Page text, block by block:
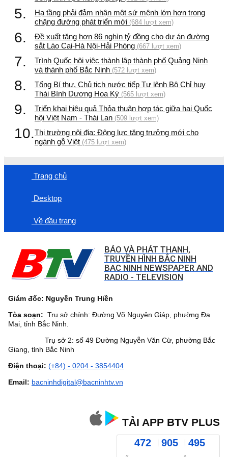
5.
Hạ tầng phải đảm nhận một sứ mệnh lớn hơn trong
chặng đường phát triển mới (684 lượt xem)
6.
Đề xuất tăng hơn 86 nghìn tỷ đồng cho dự án đường
sắt Lào Cai-Hà Nội-Hải Phòng (667 lượt xem)
7.
Trình Quốc hội việc thành lập thành phố Quảng Ninh
và thành phố Bắc Ninh (572 lượt xem)
8.
Tổng Bí thư, Chủ tịch nước tiếp Tư lệnh Bộ Chỉ huy
Thái Bình Dương Hoa Kỳ (565 lượt xem)
9.
Triển khai hiệu quả Thỏa thuận hợp tác giữa hai Quốc
hội Việt Nam - Thái Lan (509 lượt xem)
10.Thị trường nội địa: Động lực tăng trưởng mới cho
ngành gỗ Việt (475 lượt xem)
Trang chủ
Desktop
Về đầu trang
BÁO VÀ PHÁT THANH,
TRUYỀN HÌNH BẮC NINH
BAC NINH NEWSPAPER AND
RADIO - TELEVISION
Giám đốc: Nguyễn Trung Hiền
Tòa soạn: Trụ sở chính: Đường Võ Nguyên Giáp, phường Đa
Mai, tỉnh Bắc Ninh.
Trụ sở 2: số 49 Đường Nguyễn Văn Cừ, phường Bắc
Giang, tỉnh Bắc Ninh
Điện thoại: (+84) - 0204 - 3854404
Email: bacninhdigital@bacninhtv.vn
TẢI APP BTV PLUS
472 905 495